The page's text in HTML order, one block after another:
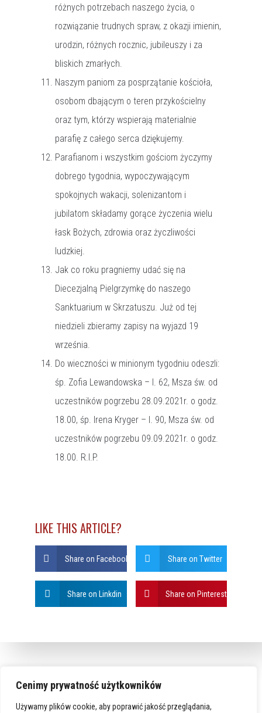
Cenimy prywatność użytkowników
Używamy plików cookie, aby poprawić jakość przeglądania,
różnych potrzebach naszego życia, o
rozwiązanie trudnych spraw, z okazji imienin,
urodzin, różnych rocznic, jubileuszy i za
bliskich zmarłych.
Naszym paniom za posprzątanie kościoła,
osobom dbającym o teren przykościelny
oraz tym, którzy wspierają materialnie
parafię z całego serca dziękujemy.
Parafianom i wszystkim gościom życzymy
dobrego tygodnia, wypoczywającym
spokojnych wakacji, solenizantom i
jubilatom składamy gorące życzenia wielu
łask Bożych, zdrowia oraz życzliwości
ludzkiej.
Jak co roku pragniemy udać się na
Diecezjalną Pielgrzymkę do naszego
Sanktuarium w Skrzatuszu. Już od tej
niedzieli zbieramy zapisy na wyjazd 19
września.
Do wieczności w minionym tygodniu odeszli:
śp. Zofia Lewandowska – l. 62, Msza św. od
uczestników pogrzebu 28.09.2021r. o godz.
18.00, śp. Irena Kryger – l. 90, Msza św. od
uczestników pogrzebu 09.09.2021r. o godz.
18.00. R.I.P.
LIKE THIS ARTICLE?
Share on Facebook Share on Twitter
Share on Linkdin Share on Pinterest